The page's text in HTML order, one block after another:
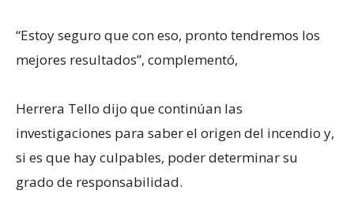
“Estoy seguro que con eso, pronto tendremos los
mejores resultados”, complementó,
Herrera Tello dijo que continúan las
investigaciones para saber el origen del incendio y,
si es que hay culpables, poder determinar su
grado de responsabilidad.